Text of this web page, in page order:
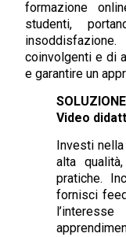
formazione
studenti,
coinvolgenti e di
e garantire un
Video
Investi
alta
pratiche.
fornisci